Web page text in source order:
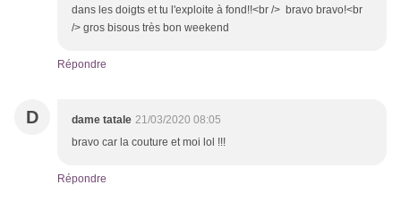
dans les doigts et tu l'exploite à fond!!<br /> bravo bravo!<br
/> gros bisous très bon weekend
Répondre
D dame tatale 21/03/2020 08:05
bravo car la couture et moi lol !!!
Répondre